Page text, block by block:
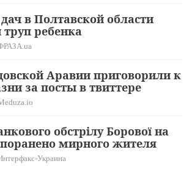
в Полтавской области
ребенка
Аравии приговорили к
за посты в твиттере
обстрілу Борової на
мирного жителя
Украина